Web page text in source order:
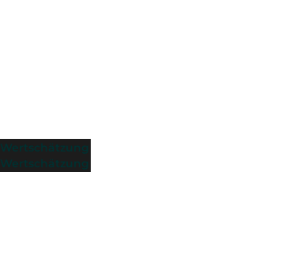
Wertschätzung
Wertschätzung